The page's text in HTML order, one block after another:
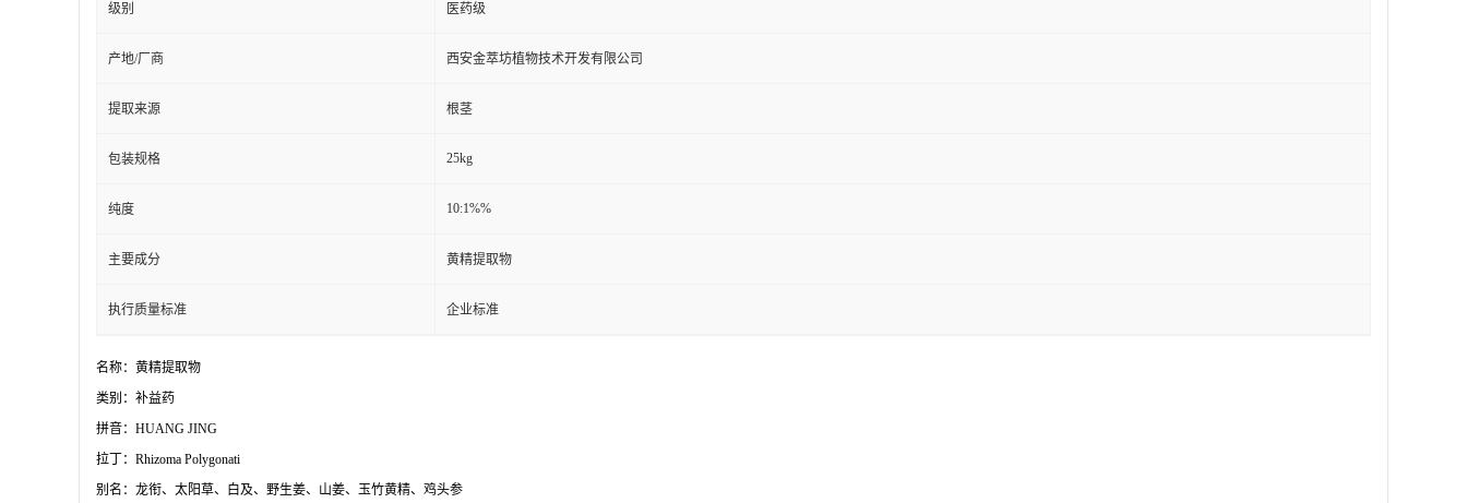
级别 医药级
产地/厂商 西安金萃坊植物技术开发有限公司
提取来源 根茎
包装规格 25kg
纯度 10:1%%
主要成分 黄精提取物
执行质量标准 企业标准
名称：黄精提取物
类别：补益药
拼音：HUANG JING
拉丁：Rhizoma Polygonati
别名：龙衔、太阳草、白及、野生姜、山姜、玉竹黄精、鸡头参